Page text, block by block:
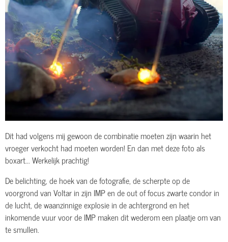
Dit had volgens mij gewoon de combinatie moeten zijn waarin het
vroeger verkocht had moeten worden! En dan met deze foto als
boxart... Werkelijk prachtig!
De belichting, de hoek van de fotografie, de scherpte op de
voorgrond van Voltar in zijn IMP en de out of focus zwarte condor in
de lucht, de waanzinnige explosie in de achtergrond en het
inkomende vuur voor de IMP maken dit wederom een plaatje om van
te smullen.